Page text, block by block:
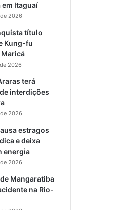
em Itaguaí
2026
título
Kung-fu
2026
terá
interdições
2026
estragos
e deixa
energia
2026
Mangaratiba
na Rio-